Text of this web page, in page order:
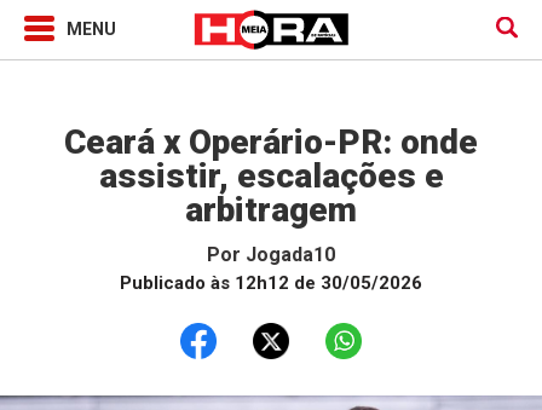
Ceará x Operário-PR: onde
assistir, escalações e
arbitragem
Por Jogada10
Publicado às 12h12 de 30/05/2026